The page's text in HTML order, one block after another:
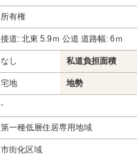
所有権
接道: 北東 5.9ｍ 公道 道路幅: 6ｍ
なし 私道負担面積
宅地 地勢
-
第一種低層住居専用地域
市街化区域